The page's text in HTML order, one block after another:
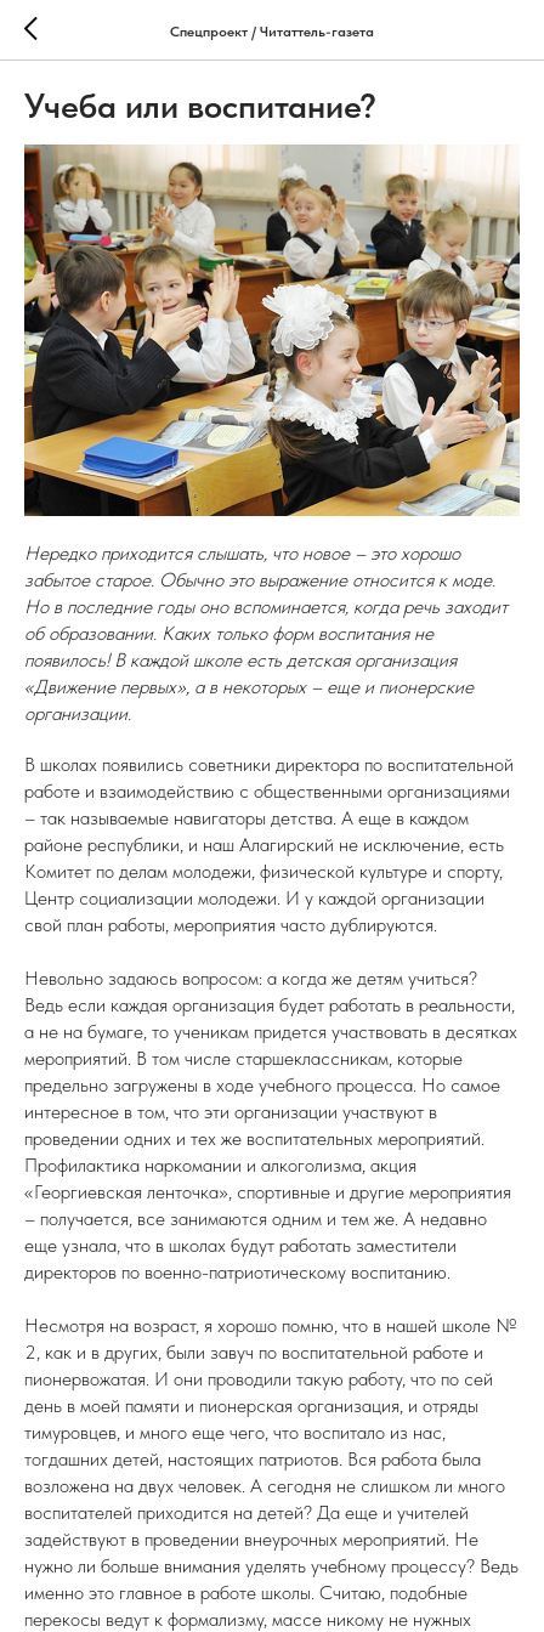
Спецпроект / Читаттель-газета
Учеба или воспитание?
Нередко приходится слышать, что новое – это хорошо
забытое старое. Обычно это выражение относится к моде.
Но в последние годы оно вспоминается, когда речь заходит
об образовании. Каких только форм воспитания не
появилось! В каждой школе есть детская организация
«Движение первых», а в некоторых – еще и пионерские
организации.
В школах появились советники директора по воспитательной
работе и взаимодействию с общественными организациями
– так называемые навигаторы детства. А еще в каждом
районе республики, и наш Алагирский не исключение, есть
Комитет по делам молодежи, физической культуре и спорту,
Центр социализации молодежи. И у каждой организации
свой план работы, мероприятия часто дублируются.
Невольно задаюсь вопросом: а когда же детям учиться?
Ведь если каждая организация будет работать в реальности,
а не на бумаге, то ученикам придется участвовать в десятках
мероприятий. В том числе старшеклассникам, которые
предельно загружены в ходе учебного процесса. Но самое
интересное в том, что эти организации участвуют в
проведении одних и тех же воспитательных мероприятий.
Профилактика наркомании и алкоголизма, акция
«Георгиевская ленточка», спортивные и другие мероприятия
– получается, все занимаются одним и тем же. А недавно
еще узнала, что в школах будут работать заместители
директоров по военно-патриотическому воспитанию.
Несмотря на возраст, я хорошо помню, что в нашей школе №
2, как и в других, были завуч по воспитательной работе и
пионервожатая. И они проводили такую работу, что по сей
день в моей памяти и пионерская организация, и отряды
тимуровцев, и много еще чего, что воспитало из нас,
тогдашних детей, настоящих патриотов. Вся работа была
возложена на двух человек. А сегодня не слишком ли много
воспитателей приходится на детей? Да еще и учителей
задействуют в проведении внеурочных мероприятий. Не
нужно ли больше внимания уделять учебному процессу? Ведь
именно это главное в работе школы. Считаю, подобные
перекосы ведут к формализму, массе никому не нужных